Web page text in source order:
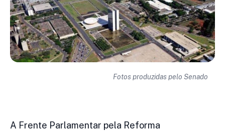
Fotos produzidas pelo Senado
A Frente Parlamentar pela Reforma